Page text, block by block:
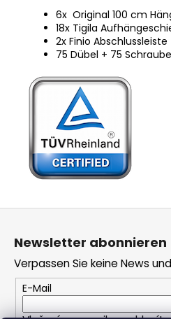
6x Original 100 cm
18x Tigila
2x Finio Abschlussleiste
75 Dübel + 75
F
Newsletter abonnieren
Verpassen Sie keine News
E-Mail